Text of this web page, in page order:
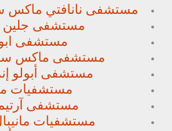
مستشفى نانافتي ماكس
مستشفى جلين
مستشفى
مستشفى ماكس
مستشفى أبولو
مستشفيات
مستشفى
مستشفيات